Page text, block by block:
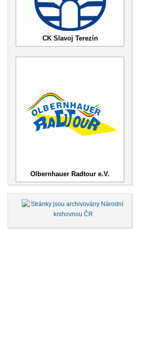
CK Slavoj Terezín
Olbernhauer Radtour e.V.